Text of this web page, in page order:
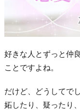
好きな人とずっと仲
ことですよね。
だけど、どうしてで
妬したり、疑ったり